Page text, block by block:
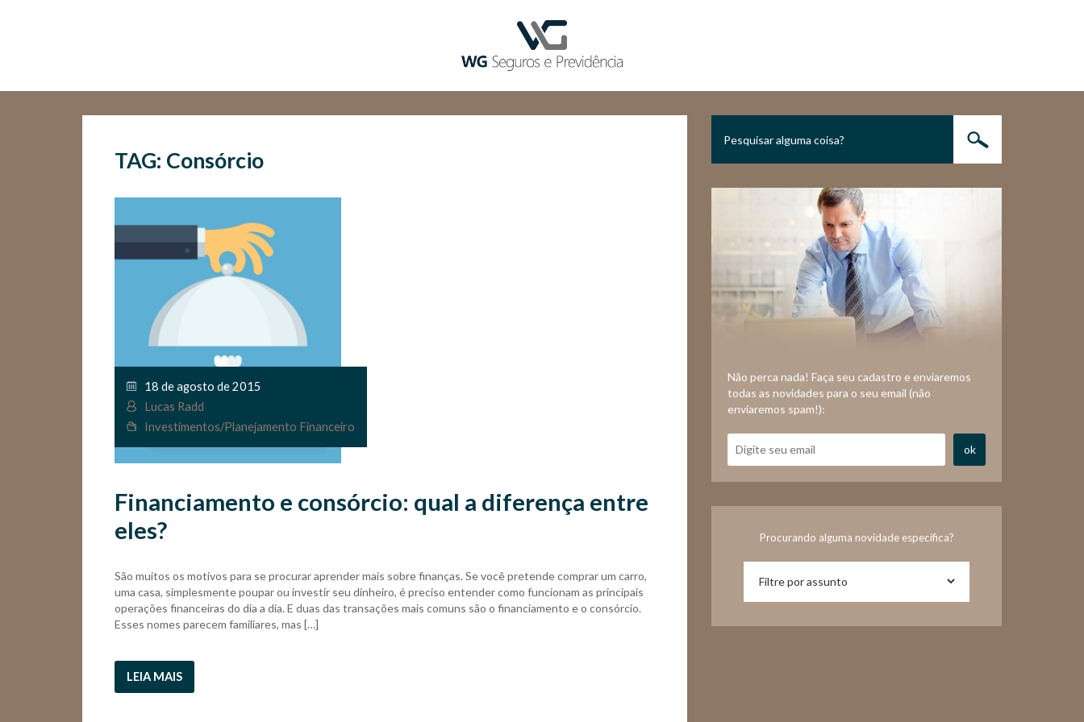
TAG: Consórcio
18 de agosto de 2015
Lucas Radd
Investimentos/Planejamento Financeiro
Financiamento e consórcio: qual a diferença entre
eles?
São muitos os motivos para se procurar aprender mais sobre finanças. Se você pretende comprar um carro,
uma casa, simplesmente poupar ou investir seu dinheiro, é preciso entender como funcionam as principais
operações financeiras do dia a dia. E duas das transações mais comuns são o financiamento e o consórcio.
Esses nomes parecem familiares, mas […]
LEIA MAIS
Não perca nada! Faça seu cadastro e enviaremos
todas as novidades para o seu email (não
enviaremos spam!):
ok
Procurando alguma novidade específica?